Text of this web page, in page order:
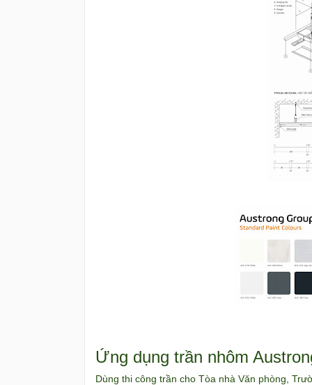
Ứng dụng trần nhôm
Dùng thi công trần cho Tòa nhà Văn phòng,